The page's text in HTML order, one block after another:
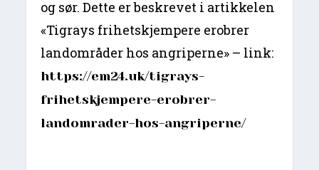
og sør. Dette er beskrevet i artikkelen
«Tigrays frihetskjempere erobrer
landområder hos angriperne» – link:
https://em24.uk/tigrays-
frihetskjempere-erobrer-
landomrader-hos-angriperne/